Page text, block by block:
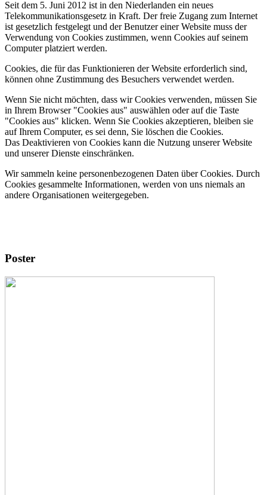
Seit dem 5. Juni 2012 ist in den Niederlanden ein neues
Telekommunikationsgesetz in Kraft. Der freie Zugang zum Internet
ist gesetzlich festgelegt und der Benutzer einer Website muss der
Verwendung von Cookies zustimmen, wenn Cookies auf seinem
Computer platziert werden.
Cookies, die für das Funktionieren der Website erforderlich sind,
können ohne Zustimmung des Besuchers verwendet werden.
Wenn Sie nicht möchten, dass wir Cookies verwenden, müssen Sie
in Ihrem Browser "Cookies aus" auswählen oder auf die Taste
"Cookies aus" klicken. Wenn Sie Cookies akzeptieren, bleiben sie
auf Ihrem Computer, es sei denn, Sie löschen die Cookies.
Das Deaktivieren von Cookies kann die Nutzung unserer Website
und unserer Dienste einschränken.
Wir sammeln keine personenbezogenen Daten über Cookies. Durch
Cookies gesammelte Informationen, werden von uns niemals an
andere Organisationen weitergegeben.
Poster